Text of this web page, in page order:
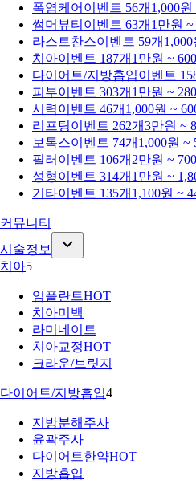
폭염케어 이벤트 56개 1,000원
썸머뷰티 이벤트 63개 1만원 ~
라스트찬스이벤트 59개
치아이벤트 187개 1만원 ~
다이어트/지방흡입이벤트
피부이벤트 303개 1만원 ~
시력이벤트 46개 1,000원 ~
리프팅이벤트 262개3만원 ~
보톡스이벤트 74개 1,000원 ~
필러 이벤트 106개 2만원 ~
성형이벤트 314개 1만원 ~
기타이벤트 135개 1,100원 ~
커뮤니티
시술정보
치아5
임플란트HOT
치아미백
라미네이트
치아교정HOT
크라운/브릿지
다이어트/지방흡입4
지방분해주사
윤곽주사
다이어트한약HOT
지방흡입